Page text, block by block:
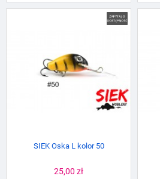
SIEK Oska L kolor 50
Cena
25,00 zł